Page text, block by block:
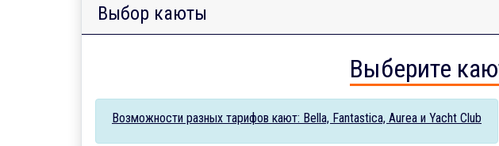
Выбор каюты
Выберите
Возможности разных тарифов кают: Bella, Fantastica, Aurea и Yacht Club